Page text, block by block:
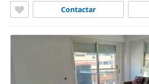
Contactar